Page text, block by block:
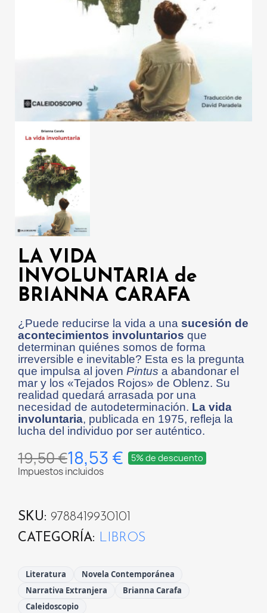
LA VIDA
INVOLUNTARIA de
BRIANNA CARAFA
¿Puede reducirse la vida a una sucesión de
acontecimientos involuntarios que
determinan quiénes somos de forma
irreversible e inevitable? Esta es la pregunta
que impulsa al joven Pintus a abandonar el
mar y los «Tejados Rojos» de Oblenz. Su
realidad quedará arrasada por una
necesidad de autodeterminación. La vida
involuntaria, publicada en 1975, refleja la
lucha del individuo por ser auténtico.
19,50 €18,53 € 5% de descuento
Impuestos incluidos
SKU
9788419930101
CATEGORÍA
LIBROS
Literatura
Novela Contemporánea
Narrativa Extranjera
Brianna Carafa
Caleidoscopio